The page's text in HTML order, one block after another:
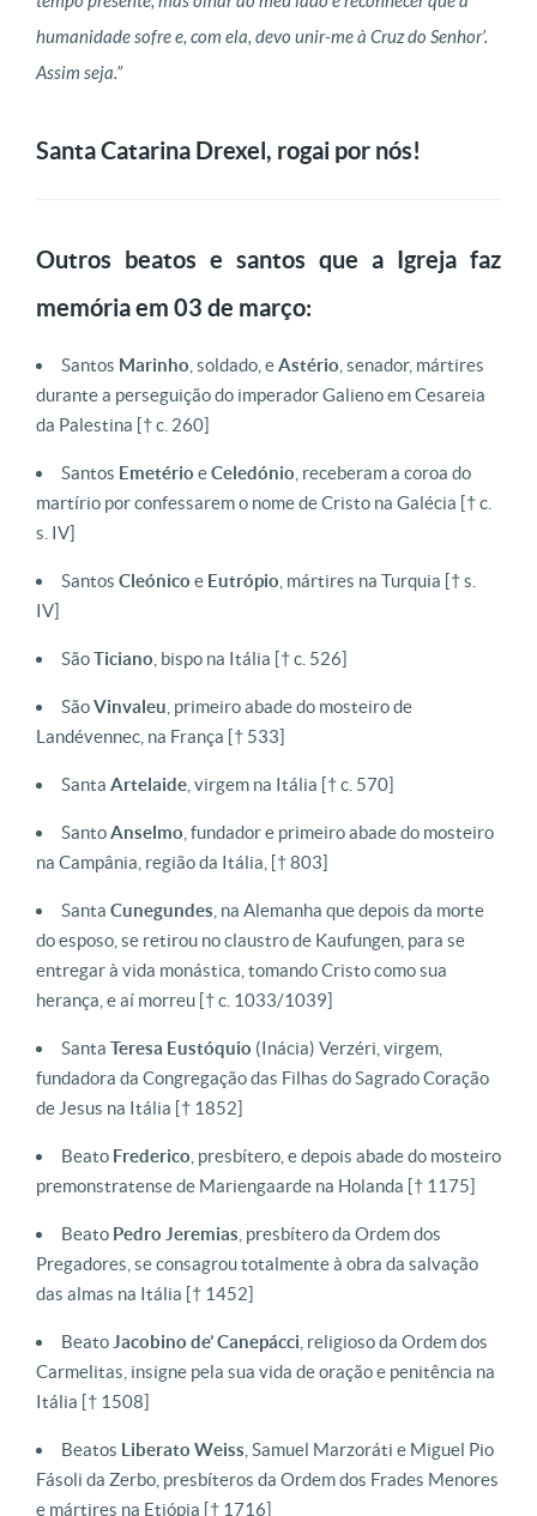
humanidade sofre e, com ela, devo unir-me à Cruz do Senhor’.
Assim seja.”
Santa Catarina Drexel, rogai por nós!
Outros beatos e santos que a Igreja faz
memória em 03 de março:
Santos Marinho , soldado, eAstério , senador, mártires
durante a perseguição do imperador Galieno em Cesareia
da Palestina [† c. 260]
Santos Emetério eCeledónio , receberam a coroa do
martírio por confessarem o nome de Cristo na Galécia [† c.
s. IV]
Santos Cleónico e Eutrópio , mártires na Turquia [† s.
IV]
SãoTiciano , bispo na Itália [† c. 526]
SãoVinvaleu , primeiro abade do mosteiro de
Landévennec, na França [† 533]
Santa Artelaide , virgem na Itália [† c. 570]
SantoAnselmo , fundador e primeiro abade do mosteiro
na Campânia, região da Itália, [† 803]
Santa Cunegundes , na Alemanha que depois da morte
do esposo, se retirou no claustro de Kaufungen, para se
entregar à vida monástica, tomando Cristo como sua
herança, e aí morreu [† c. 1033/1039]
Santa Teresa Eustóquio (Inácia) Verzéri, virgem,
fundadora da Congregação das Filhas do Sagrado Coração
de Jesus na Itália [† 1852]
Beato Frederico , presbítero, e depois abade do mosteiro
premonstratense de Mariengaarde na Holanda [† 1175]
Beato Pedro Jeremias , presbítero da Ordem dos
Pregadores, se consagrou totalmente à obra da salvação
das almas na Itália [† 1452]
Beato Jacobino de’ Canepácci , religioso da Ordem dos
Carmelitas, insigne pela sua vida de oração e penitência na
Itália [† 1508]
Beatos Liberato Weiss , Samuel Marzoráti e Miguel Pio
Fásoli da Zerbo, presbíteros da Ordem dos Frades Menores
e mártires na Etiópia [† 1716]